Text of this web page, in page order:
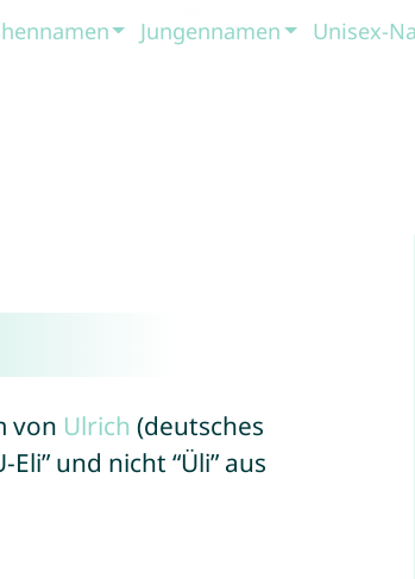
Jungennamen Unisex-
von Ulrich (deutsches
und nicht “Üli” aus